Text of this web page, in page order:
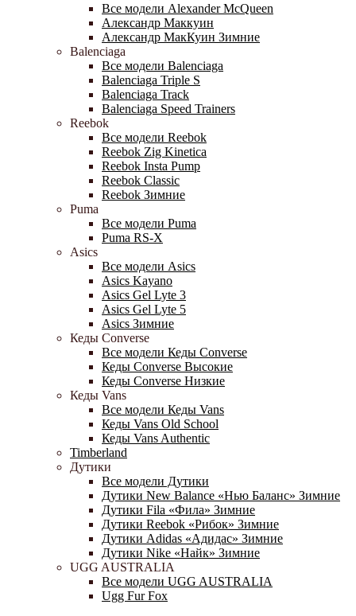
Все модели Alexander McQueen
Александр Маккуин
Александр МакКуин Зимние
Balenciaga
Все модели Balenciaga
Balenciaga Triple S
Balenciaga Track
Balenciaga Speed Trainers
Reebok
Все модели Reebok
Reebok Zig Kinetica
Reebok Insta Pump
Reebok Classic
Reebok Зимние
Puma
Все модели Puma
Puma RS-X
Asics
Все модели Asics
Asics Kayano
Asics Gel Lyte 3
Asics Gel Lyte 5
Asics Зимние
Кеды Converse
Все модели Кеды Converse
Кеды Converse Высокие
Кеды Converse Низкие
Кеды Vans
Все модели Кеды Vans
Кеды Vans Old School
Кеды Vans Authentic
Timberland
Дутики
Все модели Дутики
Дутики New Balance «Нью Баланс» Зимние
Дутики Fila «Фила» Зимние
Дутики Reebok «Рибок» Зимние
Дутики Adidas «Адидас» Зимние
Дутики Nike «Найк» Зимние
UGG AUSTRALIA
Все модели UGG AUSTRALIA
Ugg Fur Fox